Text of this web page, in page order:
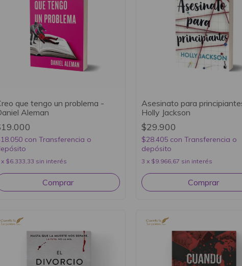
que tengo un problema -
Aleman
con Transferencia o
x $6.333,33 sin interés
Asesinato para
Holly Jackson
$29.900
$28.405 con Transferencia o
depósito
3 x $9.966,67 sin interés